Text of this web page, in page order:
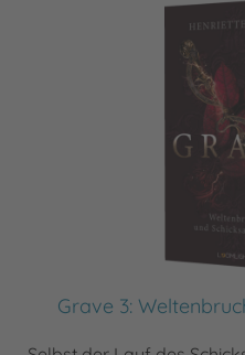
Grave 3: